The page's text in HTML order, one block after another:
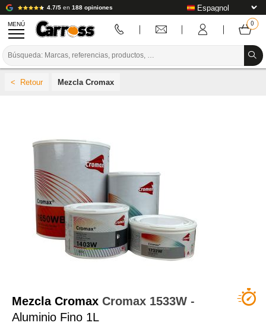
4.7/5 en 188 opiniones
MENÚ
PREPARACIÓN / PINTURA / ACABADO
CONSUMIBLES DE CARROCERÍA
HERRAMIENTAS DE CARROCERÍA
EQUIPAMIENTO PARA TALLERES DE CARROCERÍA
INSTALACIÓN DE LABORATORIO
TUTORIALES Y CONSEJOS
Mezcla Cromax
Mezcla Cromax Cromax 1533W -
Aluminio Fino 1L